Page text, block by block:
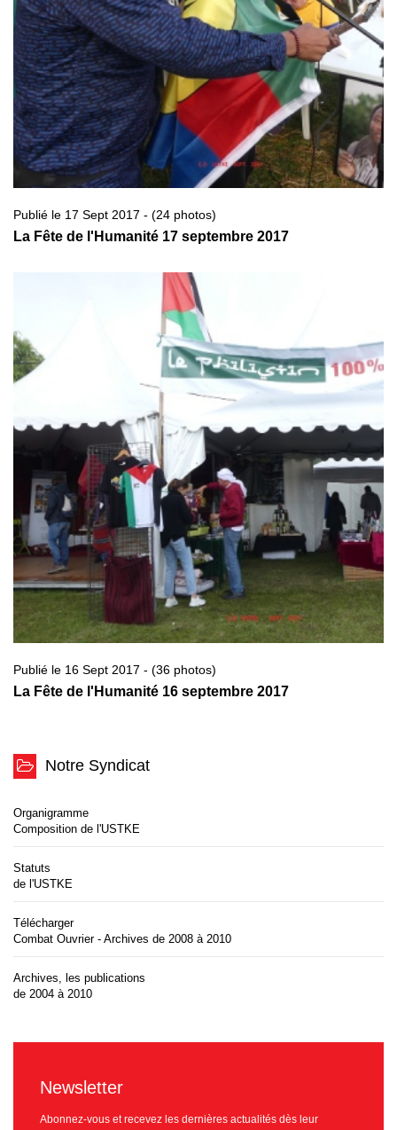
Publié le 17 Sept 2017 - (24 photos)
La Fête de l'Humanité 17 septembre 2017
Publié le 16 Sept 2017 - (36 photos)
La Fête de l'Humanité 16 septembre 2017
Notre Syndicat
Organigramme
Composition de l'USTKE
Statuts
de l'USTKE
Télécharger
Combat Ouvrier - Archives de 2008 à 2010
Archives, les publications
de 2004 à 2010
Newsletter
Abonnez-vous et recevez les dernières actualités dès leur